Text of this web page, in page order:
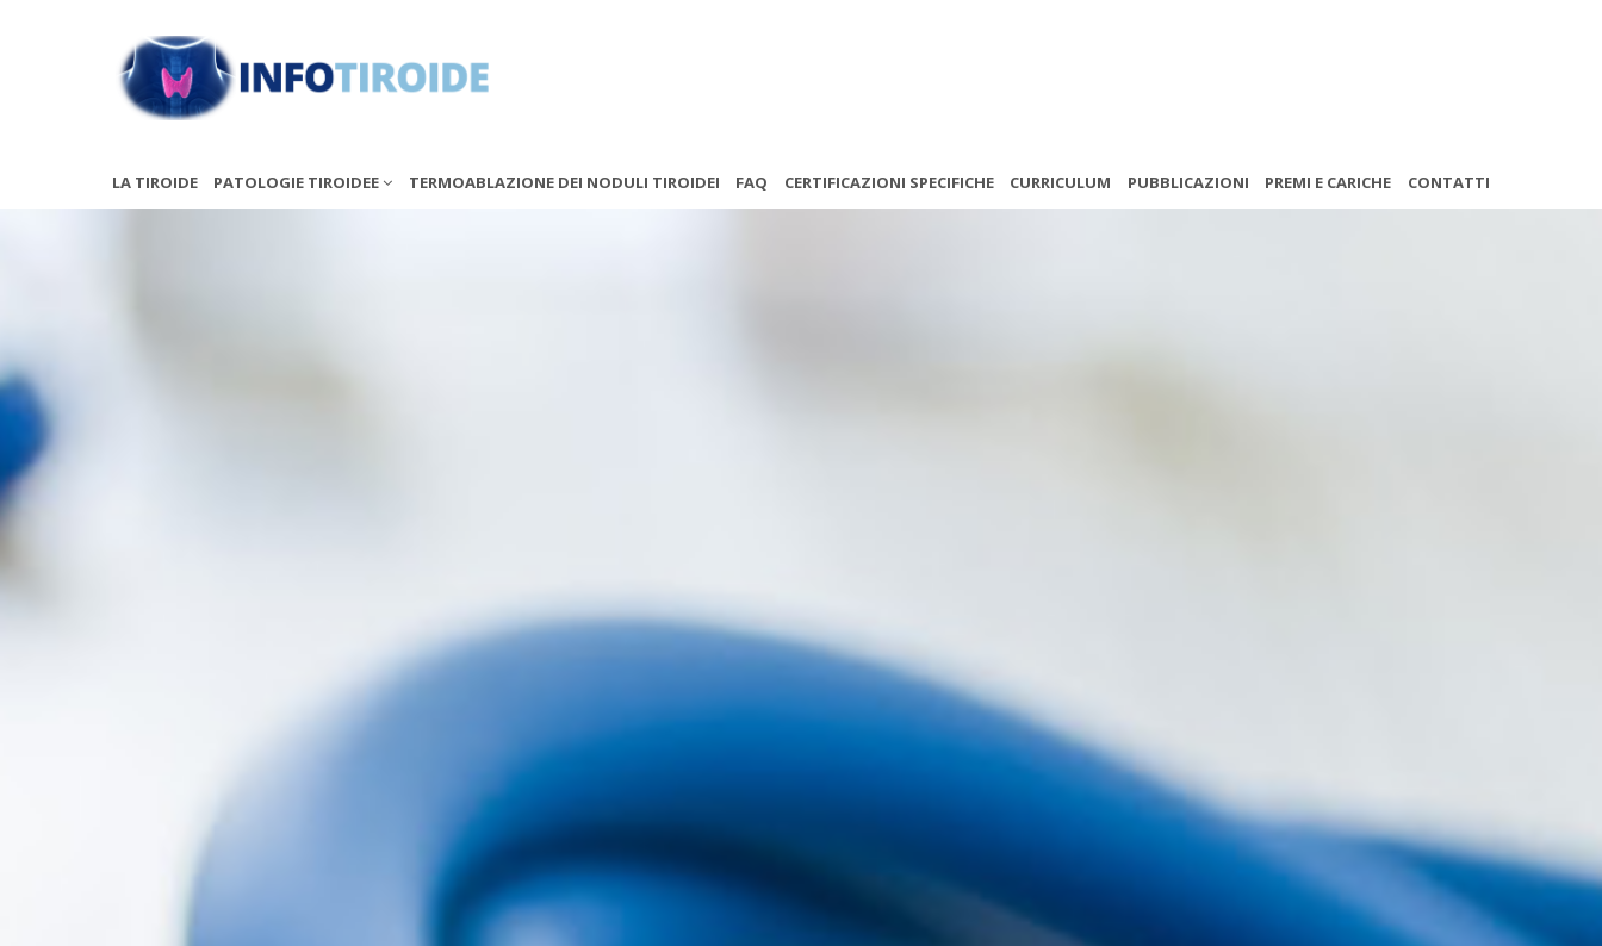
LA TIROIDE PATOLOGIE TIROIDEE TERMOABLAZIONE DEI NODULI TIROIDEI FAQ CERTIFICAZIONI SPECIFICHE CURRICULUM PUBBLICAZIONI PREMI E CARICHE CONTATTI